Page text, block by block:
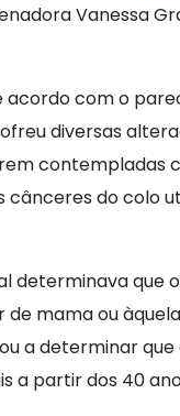
Vanessa
acordo com o
diversas
contempladas
cânceres do colo
determinava que
mama ou
a determinar
a partir dos 40